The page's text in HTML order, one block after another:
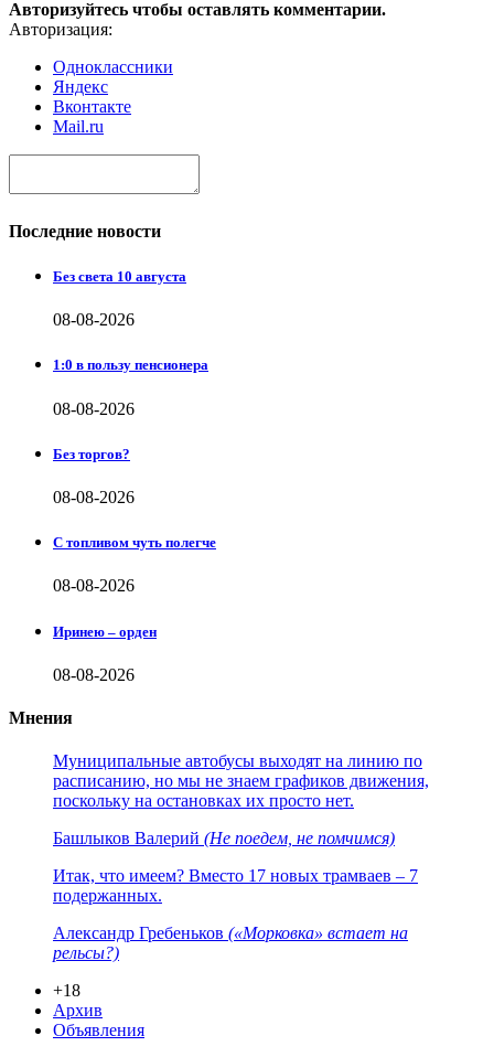
Авторизуйтесь чтобы оставлять комментарии.
Авторизация:
Одноклассники
Яндекс
Вконтакте
Mail.ru
Последние новости
Без света 10 августа
08-08-2026
1:0 в пользу пенсионера
08-08-2026
Без торгов?
08-08-2026
С топливом чуть полегче
08-08-2026
Иринею – орден
08-08-2026
Мнения
Муниципальные автобусы выходят на линию по
расписанию, но мы не знаем графиков движения,
поскольку на остановках их просто нет.
Башлыков Валерий (Не поедем, не помчимся)
Итак, что имеем? Вместо 17 новых трамваев – 7
подержанных.
Александр Гребеньков («Морковка» встает на
рельсы?)
+18
Архив
Объявления